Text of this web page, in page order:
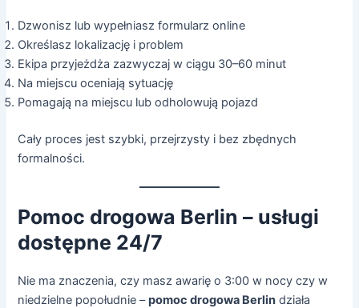
Dzwonisz lub wypełniasz formularz online
Określasz lokalizację i problem
Ekipa przyjeżdża zazwyczaj w ciągu 30–60 minut
Na miejscu oceniają sytuację
Pomagają na miejscu lub odholowują pojazd
Cały proces jest szybki, przejrzysty i bez zbędnych
formalności.
Pomoc drogowa Berlin – usługi
dostępne 24/7
Nie ma znaczenia, czy masz awarię o 3:00 w nocy czy w
niedzielne popołudnie –pomoc drogowa Berlin działa